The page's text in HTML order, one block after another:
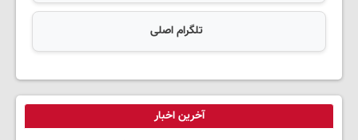
تلگرام اصلی
آخرین اخبار